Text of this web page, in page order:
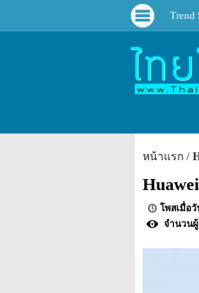
Trend
หน้าแรก